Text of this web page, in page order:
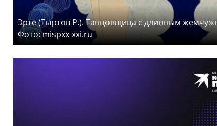
Эрте (Тыртов Р.). Танцовщица с длинным
Фото: mispxx-xxi.ru